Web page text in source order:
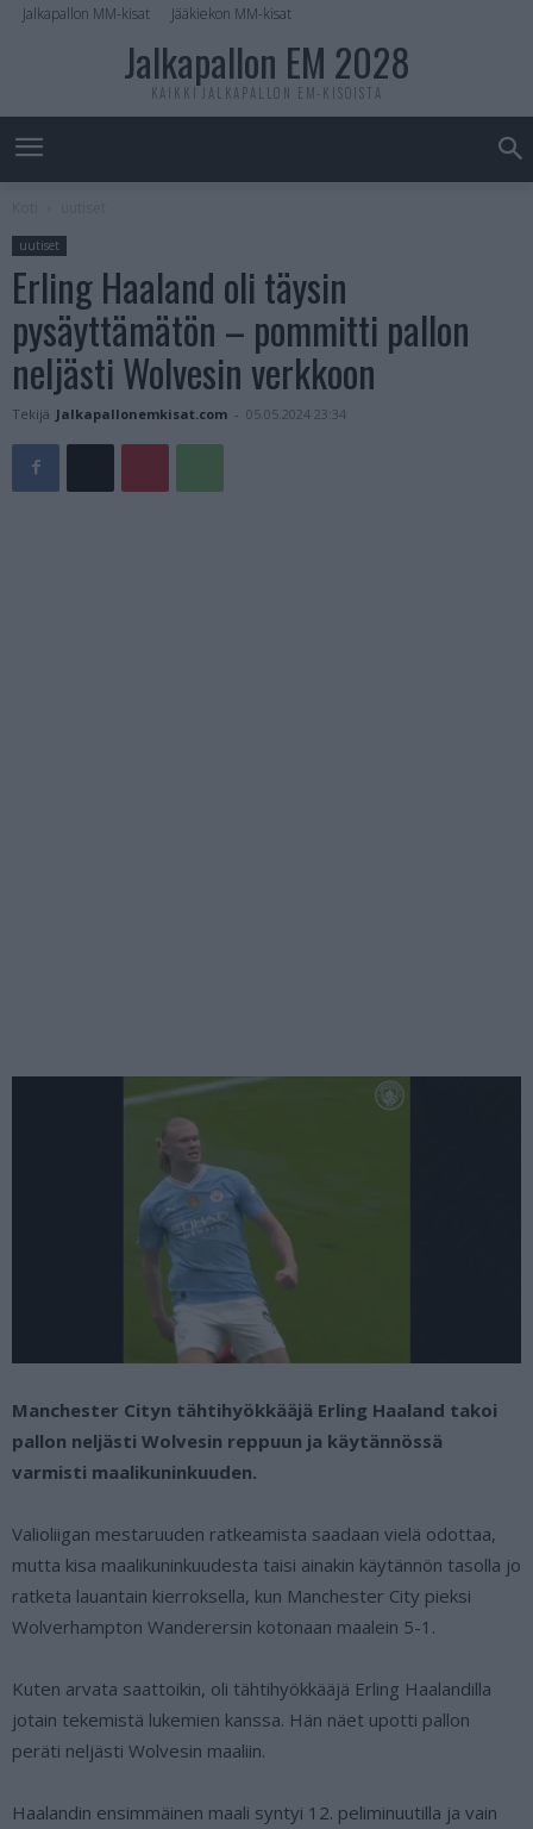
Jalkapallon MM-kisat Jääkiekon MM-kisat
Jalkapallon EM 2028
KAIKKI JALKAPALLON EM-KISOISTA
uutiset
Erling Haaland oli täysin
pysäyttämätön – pommitti pallon
neljästi Wolvesin verkkoon
Tekijä Jalkapallonemkisat.com - 05.05.2024 23:34
Manchester Cityn tähtihyökkääjä Erling Haaland takoi
pallon neljästi Wolvesin reppuun ja käytännössä
varmisti maalikuninkuuden.
Valioliigan mestaruuden ratkeamista saadaan vielä odottaa,
mutta kisa maalikuninkuudesta taisi ainakin käytännön tasolla jo
ratketa lauantain kierroksella, kun Manchester City pieksi
Wolverhampton Wanderersin kotonaan maalein 5-1.
Kuten arvata saattoikin, oli tähtihyökkääjä Erling Haalandilla
jotain tekemistä lukemien kanssa. Hän näet upotti pallon
peräti neljästi Wolvesin maaliin.
Haalandin ensimmäinen maali syntyi 12. peliminuutilla ja vain